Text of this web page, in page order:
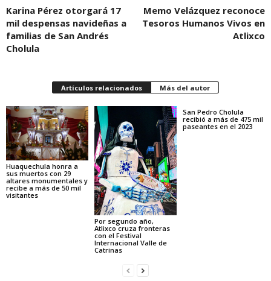
Karina Pérez otorgará 17
mil despensas navideñas a
familias de San Andrés
Cholula
Memo Velázquez reconoce
Tesoros Humanos Vivos en
Atlixco
Artículos relacionados Más del autor
Huaquechula honra a
sus muertos con 29
altares monumentales y
recibe a más de 50 mil
visitantes
Por segundo año,
Atlixco cruza fronteras
con el Festival
Internacional Valle de
Catrinas
San Pedro Cholula
recibió a más de 475 mil
paseantes en el 2023